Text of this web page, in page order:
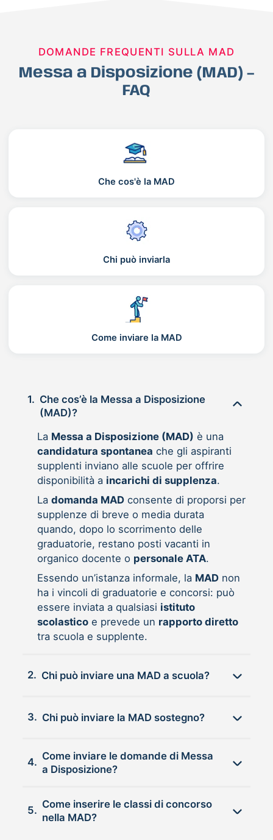
DOMANDE FREQUENTI SULLA MAD
Messa a Disposizione (MAD) –
FAQ
Che cos'è la MAD
Chi può inviarla
Come inviare la MAD
1. Che cos’è la Messa a Disposizione
(MAD)?
La Messa a Disposizione (MAD) è una
candidatura spontanea che gli aspiranti
supplenti inviano alle scuole per offrire
disponibilità a incarichi di supplenza.
La domanda MADconsente di proporsi per
supplenze di breve o media durata
quando, dopo lo scorrimento delle
graduatorie, restano posti vacanti in
organico docente o personale ATA.
Essendo un’istanza informale, la MADnon
ha i vincoli di graduatorie e concorsi: può
essere inviata a qualsiasi istituto
scolasticoe prevede un rapporto diretto
tra scuola e supplente.
2. Chi può inviare una MAD a scuola?
3. Chi può inviare la MAD sostegno?
4.
Come inviare le domande di Messa
a Disposizione?
5.
Come inserire le classi di concorso
nella MAD?